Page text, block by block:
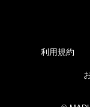
利用規約